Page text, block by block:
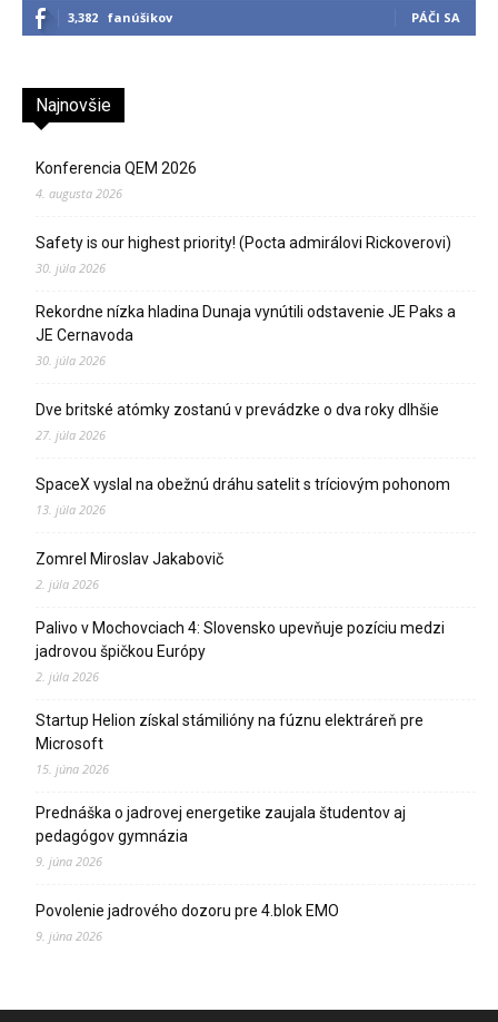
3,382 fanúšikov PÁČI SA
Najnovšie
Konferencia QEM 2026
4. augusta 2026
Safety is our highest priority! (Pocta admirálovi Rickoverovi)
30. júla 2026
Rekordne nízka hladina Dunaja vynútili odstavenie JE Paks a
JE Cernavoda
30. júla 2026
Dve britské atómky zostanú v prevádzke o dva roky dlhšie
27. júla 2026
SpaceX vyslal na obežnú dráhu satelit s tríciovým pohonom
13. júla 2026
Zomrel Miroslav Jakabovič
2. júla 2026
Palivo v Mochovciach 4: Slovensko upevňuje pozíciu medzi
jadrovou špičkou Európy
2. júla 2026
Startup Helion získal stámilióny na fúznu elektráreň pre
Microsoft
15. júna 2026
Prednáška o jadrovej energetike zaujala študentov aj
pedagógov gymnázia
9. júna 2026
Povolenie jadrového dozoru pre 4.blok EMO
9. júna 2026